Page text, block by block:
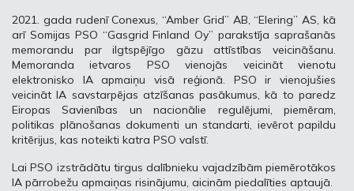
2021. gada rudenī Conexus, “Amber Grid” AB, “Elering” AS, kā
arī Somijas PSO “Gasgrid Finland Oy” parakstīja saprašanās
memorandu par ilgtspējīgo gāzu attīstības veicināšanu.
Memoranda ietvaros PSO vienojās veicināt vienotu
elektronisko IA apmaiņu visā reģionā. PSO ir vienojušies
veicināt IA savstarpējas atzīšanas pasākumus, kā to paredz
Eiropas Savienības un nacionālie regulējumi, piemēram,
politikas plānošanas dokumenti un standarti, ievērot papildu
kritērijus, kas noteikti katra PSO valstī.
Lai PSO izstrādātu tirgus dalībnieku vajadzībām piemērotākos
IA pārrobežu apmaiņas risinājumu, aicinām piedalīties aptaujā.